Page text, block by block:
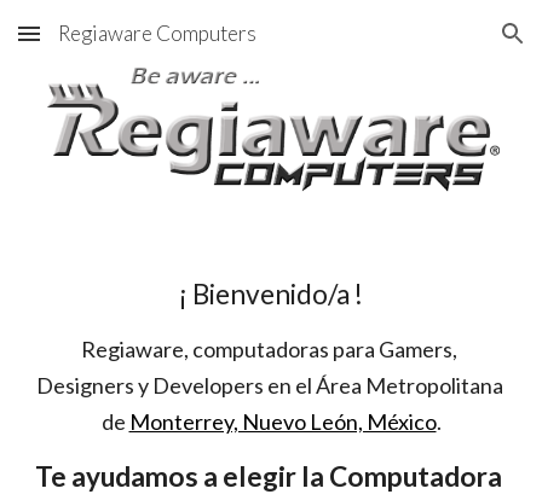
Skip to main content Skip to navigation
Regiaware Computers
¡ Bienvenido/a !
Regiaware, computadoras para Gamers,
Designers y Developers en el Área Metropolitana
de Monterrey, Nuevo León, México.
Te ayudamos a elegir la Computadora